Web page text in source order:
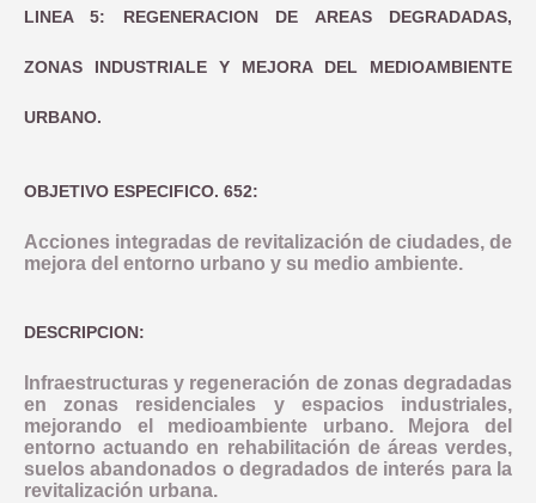
LINEA 5: REGENERACION DE AREAS DEGRADADAS,
ZONAS INDUSTRIALE Y MEJORA DEL MEDIOAMBIENTE
URBANO.
OBJETIVO ESPECIFICO. 652:
Acciones integradas de revitalización de ciudades, de
mejora del entorno urbano y su medio ambiente.
DESCRIPCION:
Infraestructuras y regeneración de zonas degradadas
en zonas residenciales y espacios industriales,
mejorando el medioambiente urbano. Mejora del
entorno actuando en rehabilitación de áreas verdes,
suelos abandonados o degradados de interés para la
revitalización urbana.